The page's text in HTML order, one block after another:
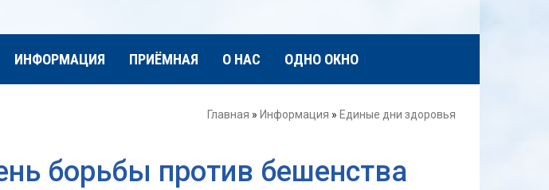
ИНФОРМАЦИЯ ПРИЁМНАЯ О НАС ОДНО ОКНО
Главная » Информация » Единые дни здоровья
борьбы против бешенства